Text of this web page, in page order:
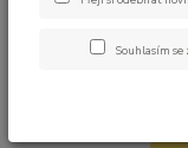
Náhubek
Souhlasím se